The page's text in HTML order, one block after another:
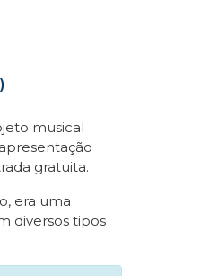
musical
gratuita.
era uma
diversos tipos